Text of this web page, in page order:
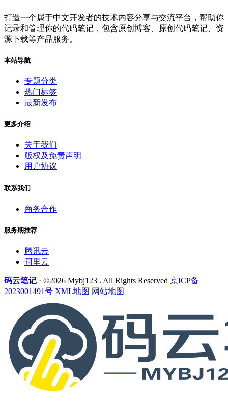
打造一个属于中文开发者的技术内容分享与交流平台，帮助你
记录和管理你的代码笔记，包含原创博客、原创代码笔记、资
源下载等产品服务。
本站导航
专题分类
热门标签
最新发布
更多介绍
关于我们
版权及免责声明
用户协议
联系我们
商务合作
服务期推荐
腾讯云
阿里云
码云笔记 · ©2026 Mybj123 . All Rights Reserved 京ICP备
2023001491号 XML地图 网站地图